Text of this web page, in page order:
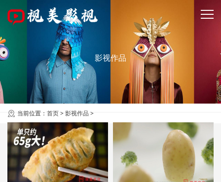
影视作品
当前位置： 首页>影视作品 >